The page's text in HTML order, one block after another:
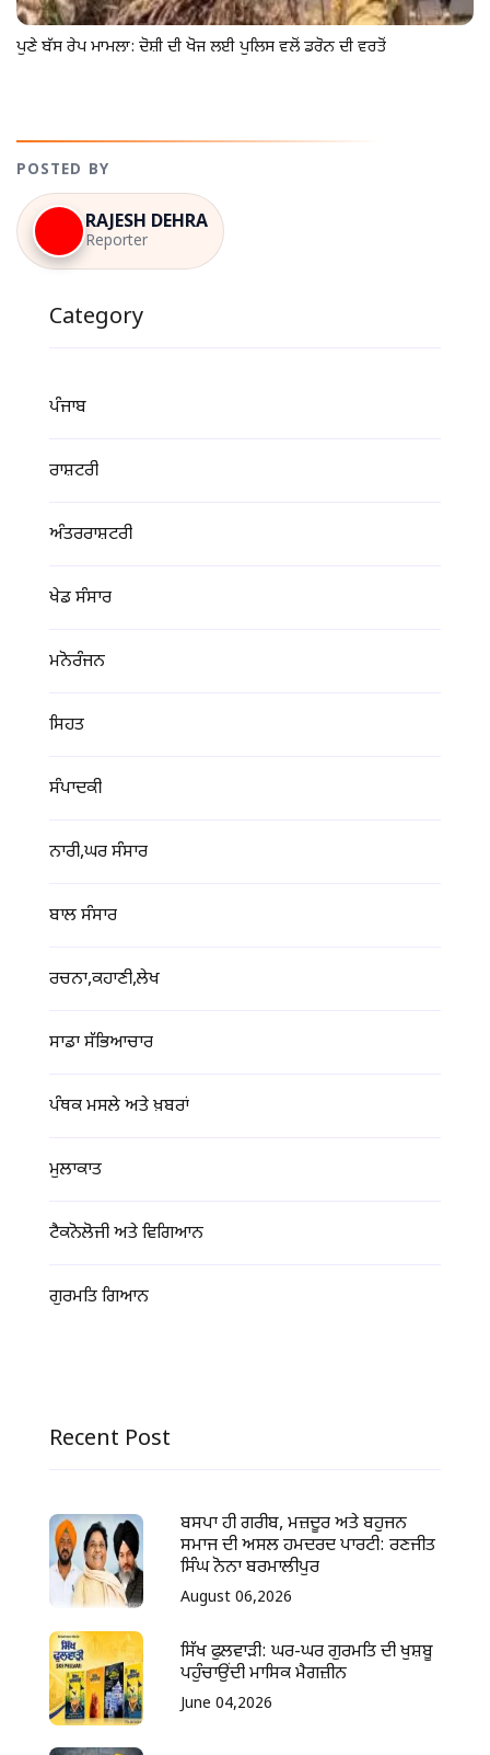
ਪੁਣੇ ਬੱਸ ਰੇਪ ਮਾਮਲਾ: ਦੋਸ਼ੀ ਦੀ ਖੋਜ ਲਈ ਪੁਲਿਸ ਵਲੋਂ ਡਰੋਨ ਦੀ ਵਰਤੋਂ
POSTED BY
RAJESH DEHRA
Reporter
Category
ਪੰਜਾਬ
ਰਾਸ਼ਟਰੀ
ਅੰਤਰਰਾਸ਼ਟਰੀ
ਖੇਡ ਸੰਸਾਰ
ਮਨੋਰੰਜਨ
ਸਿਹਤ
ਸੰਪਾਦਕੀ
ਨਾਰੀ,ਘਰ ਸੰਸਾਰ
ਬਾਲ ਸੰਸਾਰ
ਰਚਨਾ,ਕਹਾਣੀ,ਲੇਖ
ਸਾਡਾ ਸੱਭਿਆਚਾਰ
ਪੰਥਕ ਮਸਲੇ ਅਤੇ ਖ਼ਬਰਾਂ
ਮੁਲਾਕਾਤ
ਟੈਕਨੋਲੋਜੀ ਅਤੇ ਵਿਗਿਆਨ
ਗੁਰਮਤਿ ਗਿਆਨ
Recent Post
ਬਸਪਾ ਹੀ ਗਰੀਬ, ਮਜ਼ਦੂਰ ਅਤੇ ਬਹੁਜਨ
ਸਮਾਜ ਦੀ ਅਸਲ ਹਮਦਰਦ ਪਾਰਟੀ: ਰਣਜੀਤ
ਸਿੰਘ ਨੋਨਾ ਬਰਮਾਲੀਪੁਰ
August 06,2026
ਸਿੱਖ ਫੁਲਵਾੜੀ: ਘਰ-ਘਰ ਗੁਰਮਤਿ ਦੀ ਖੁਸ਼ਬੂ
ਪਹੁੰਚਾਉਂਦੀ ਮਾਸਿਕ ਮੈਗਜ਼ੀਨ
June 04,2026